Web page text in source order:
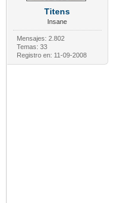
Titens
Insane
Mensajes: 2.802
Temas: 33
Registro en: 11-09-2008